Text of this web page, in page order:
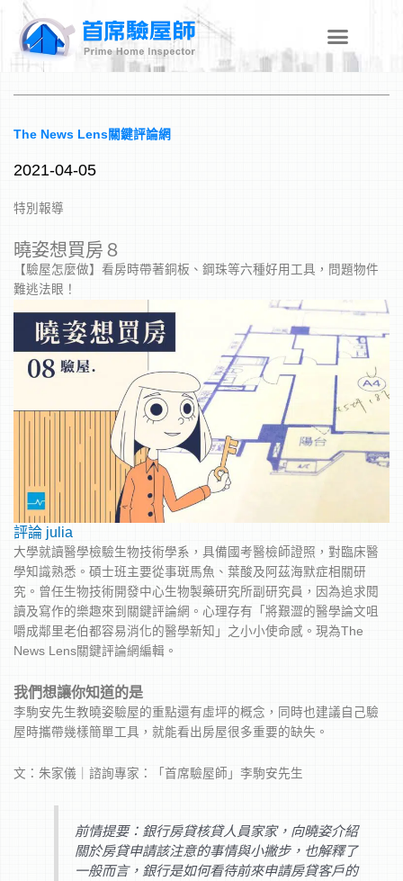
The News Lens關鍵評論網
2021-04-05
特別報導
曉姿想買房８
【驗屋怎麼做】看房時帶著銅板、鋼珠等六種好用工具，問題物件
難逃法眼！
評論 julia
大學就讀醫學檢驗生物技術學系，具備國考醫檢師證照，對臨床醫
學知識熟悉。碩士班主要從事斑馬魚、葉酸及阿茲海默症相關研
究。曾任生物技術開發中心生物製藥研究所副研究員，因為追求閱
讀及寫作的樂趣來到關鍵評論網。心理存有「將艱澀的醫學論文咀
嚼成鄰里老伯都容易消化的醫學新知」之小小使命感。現為The
News Lens關鍵評論網編輯。
我們想讓你知道的是
李駒安先生教曉姿驗屋的重點還有虛坪的概念，同時也建議自己驗
屋時攜帶幾樣簡單工具，就能看出房屋很多重要的缺失。
文：朱家儀｜諮詢專家：「首席驗屋師」李駒安先生
前情提要：銀行房貸核貸人員家家，向曉姿介紹
關於房貸申請該注意的事情與小撇步，也解釋了
一般而言，銀行是如何看待前來申請房貸客戶的